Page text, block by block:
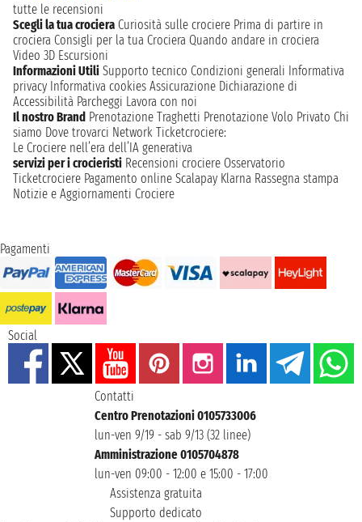
tutte le recensioni
Scegli la tua crociera Curiosità sulle crociere Prima di partire in
crociera Consigli per la tua Crociera Quando andare in crociera
Video 3D Escursioni
Informazioni Utili Supporto tecnico Condizioni generali Informativa
privacy Informativa cookies Assicurazione Dichiarazione di
Accessibilità Parcheggi Lavora con noi
Il nostro Brand Prenotazione Traghetti Prenotazione Volo Privato Chi
siamo Dove trovarci Network Ticketcrociere:
Le Crociere nell’era dell’IA generativa
servizi per i crocieristi Recensioni crociere Osservatorio
Ticketcrociere Pagamento online Scalapay Klarna Rassegna stampa
Notizie e Aggiornamenti Crociere
Pagamenti
Social
Contatti
Centro Prenotazioni 0105733006
lun-ven 9/19 - sab 9/13 (32 linee)
Amministrazione 0105704878
lun-ven 09:00 - 12:00 e 15:00 - 17:00
Assistenza gratuita
Supporto dedicato